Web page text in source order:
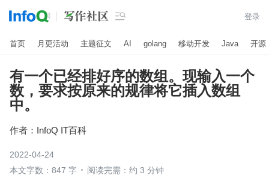
 登录
首页 月更活动 主题征文 AI golang 移动开发 Java 开源
有一个已经排好序的数组。现输入一个
数，要求按原来的规律将它插入数组
中。
作者： InfoQ IT百科
2022-04-24
本文字数：847 字
阅读完需：约 3 分钟